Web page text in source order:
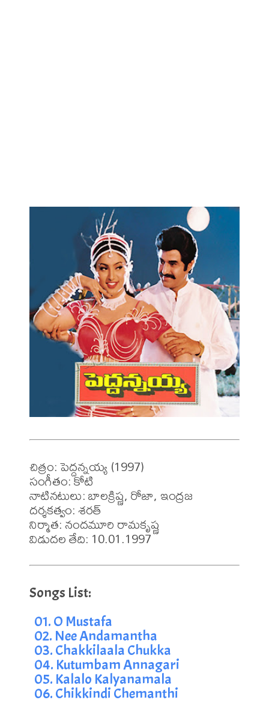
చిత్రం: పెద్దన్నయ్య (1997)
సంగీతం: కోటి
నాటినటులు: బాలక్రిష్ణ, రోజా, ఇంద్రజ
దర్శకత్వం: శరత్
నిర్మాత: నందమూరి రామకృష్ణ
విడుదల తేది: 10.01.1997
01. O Mustafa
02. Nee Andamantha
03. Chakkilaala Chukka
04. Kutumbam Annagari
05. Kalalo Kalyanamala
06. Chikkindi Chemanthi